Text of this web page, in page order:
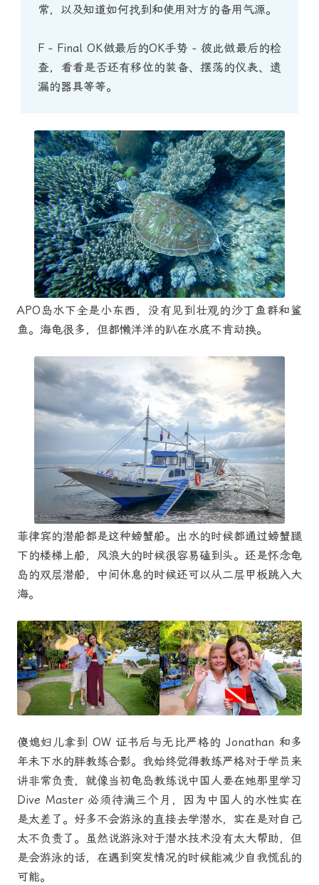
常，以及知道如何找到和使用对方的备用气源。
F - Final OK做最后的OK手势 - 彼此做最后的检
查，看看是否还有移位的装备、摆荡的仪表、遗
漏的器具等等。
APO岛水下全是小东西，没有见到壮观的沙丁鱼群和鲨
鱼。海龟很多，但都懒洋洋的趴在水底不肯动换。
菲律宾的潜船都是这种螃蟹船。出水的时候都通过螃蟹腿
下的楼梯上船，风浪大的时候很容易磕到头。还是怀念龟
岛的双层潜船，中间休息的时候还可以从二层甲板跳入大
海。
傻媳妇儿拿到 OW 证书后与无比严格的 Jonathan 和多
年未下水的胖教练合影。我始终觉得教练严格对于学员来
讲非常负责，就像当初龟岛教练说中国人要在她那里学习
Dive Master 必须待满三个月，因为中国人的水性实在
是太差了。好多不会游泳的直接去学潜水，实在是对自己
太不负责了。虽然说游泳对于潜水技术没有太大帮助，但
是会游泳的话，在遇到突发情况的时候能减少自我慌乱的
可能。